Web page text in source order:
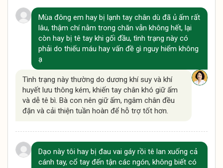
Mùa đông em hay bị lạnh tay chân dù đã ủ ấm rất
lâu, thậm chí nằm trong chăn vẫn không hết, lại
còn hay bị tê tay khi gối đầu, tình trạng này có
phải do thiếu máu hay vấn đề gì nguy hiểm không
ạ
Tình trạng này thường do dương khí suy và khí
huyết lưu thông kém, khiến tay chân khó giữ ấm
và dễ tê bì. Bà con nên giữ ấm, ngâm chân đều
đặn và cải thiện tuần hoàn để hỗ trợ tốt hơn.
Dạo này tôi hay bị đau vai gáy rồi tê lan xuống cả
cánh tay, cổ tay đến tận các ngón, không biết có